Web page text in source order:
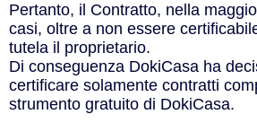
Pertanto, il Contratto, nella
casi, oltre a non essere
tutela il proprietario.
Di conseguenza DokiCasa ha
certificare solamente contratti
strumento gratuito di DokiCasa.